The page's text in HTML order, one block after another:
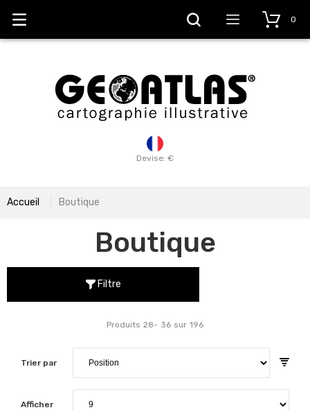
Devise: €
0
Accueil Boutique
Boutique
Filtre
Trier par
Produits 28- 36 sur 196
Afficher